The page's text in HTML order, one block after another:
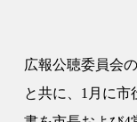
広報公聴委員会
と共に、1月に